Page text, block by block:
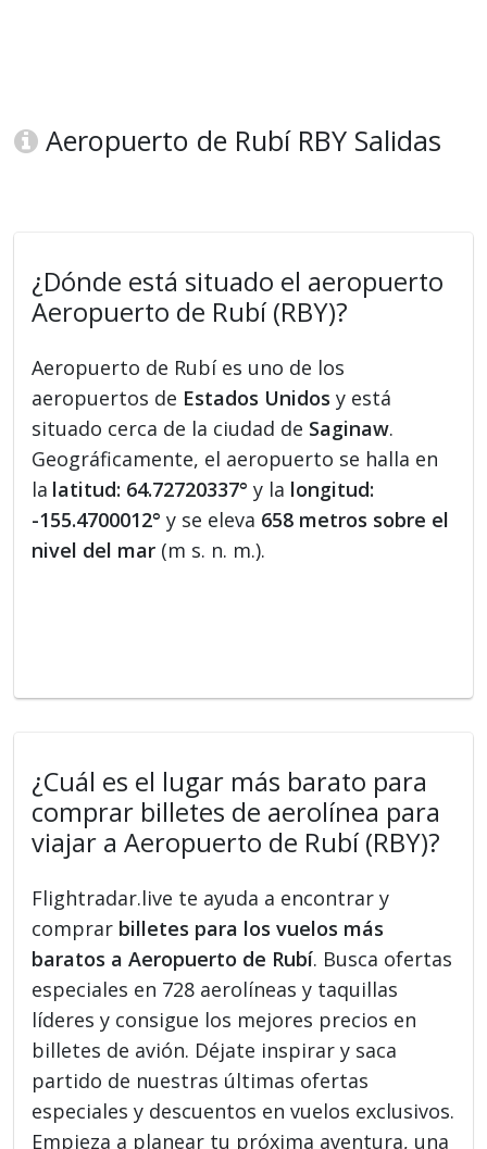
Aeropuerto de Rubí RBY Salidas
¿Dónde está situado el aeropuerto
Aeropuerto de Rubí (RBY)?
Aeropuerto de Rubí es uno de los
aeropuertos de Estados Unidos y está
situado cerca de la ciudad de Saginaw.
Geográficamente, el aeropuerto se halla en
la latitud: 64.72720337° y la longitud:
-155.4700012° y se eleva 658 metros sobre el
nivel del mar (m s. n. m.).
¿Cuál es el lugar más barato para
comprar billetes de aerolínea para
viajar a Aeropuerto de Rubí (RBY)?
Flightradar.live te ayuda a encontrar y
comprar billetes para los vuelos más
baratos a Aeropuerto de Rubí. Busca ofertas
especiales en 728 aerolíneas y taquillas
líderes y consigue los mejores precios en
billetes de avión. Déjate inspirar y saca
partido de nuestras últimas ofertas
especiales y descuentos en vuelos exclusivos.
Empieza a planear tu próxima aventura, una